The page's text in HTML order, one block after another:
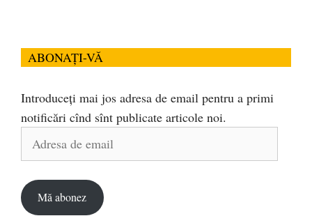
ABONAȚI-VĂ
Introduceți mai jos adresa de email pentru a primi
notificări cînd sînt publicate articole noi.
Mă abonez